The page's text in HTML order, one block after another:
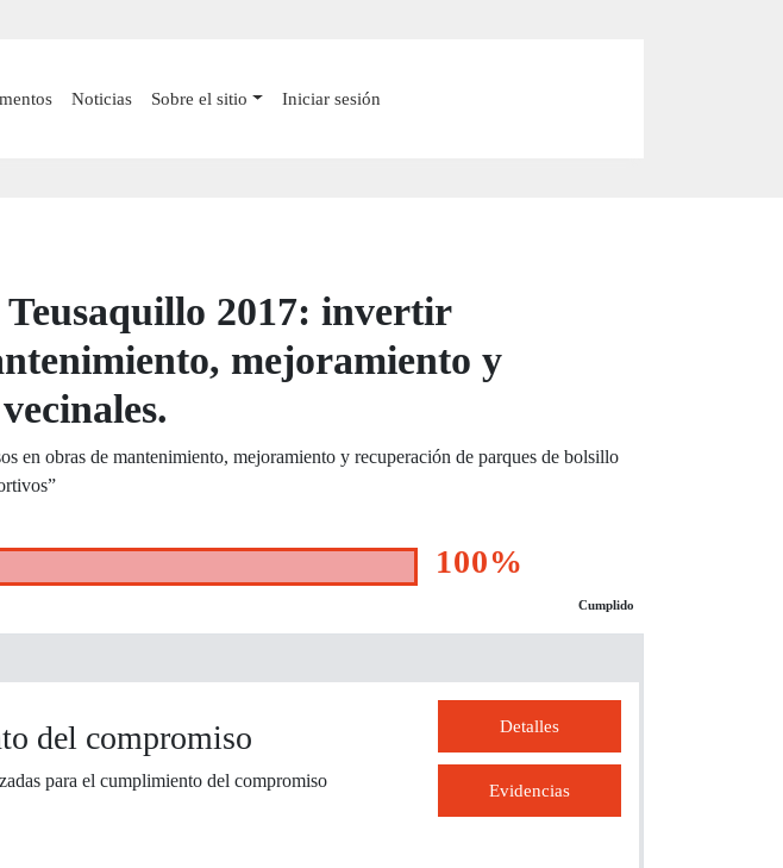
Noticias Sobre el sitio Iniciar sesión
2017: invertir
mejoramiento y
en obras de mantenimiento, mejoramiento y recuperación de parques de bolsillo
100%
Cumplido
del compromiso
para el cumplimiento del compromiso
Detalles
Evidencias